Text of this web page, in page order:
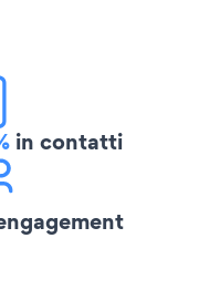
in contatti